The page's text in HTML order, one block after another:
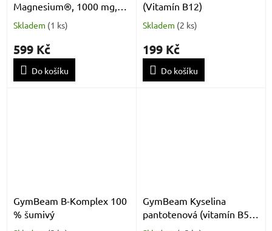
Magnesium®, 1000 mg,
Hořčík 200 mg + Vitamín
B6 P5P, 100 vegan kapslí
Skladem (1 ks)
599 Kč
Do košíku
(Vitamín B12)
Skladem (2 ks)
199 Kč
Do košíku
GymBeam B-Komplex 100
% šumivý
GymBeam Kyselina
pantotenová (vitamín B5)
60 kaps.